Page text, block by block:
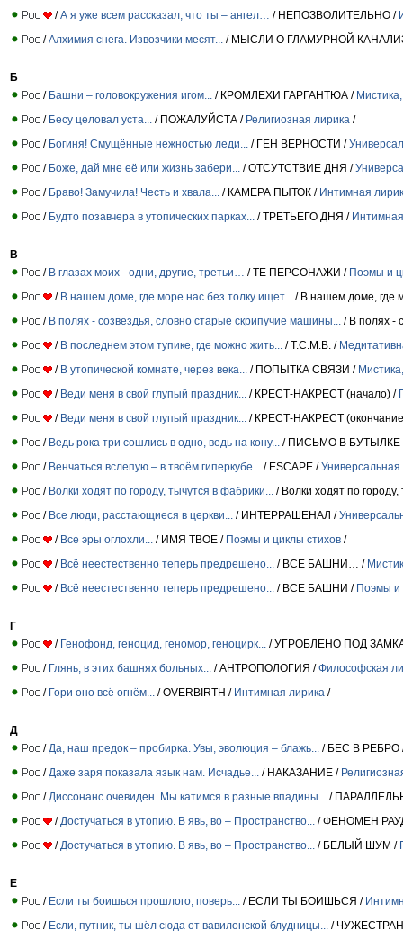
/А я уже всем рассказал, что ты – ангел… / НЕПОЗВОЛИТЕЛЬНО /
/Алхимия снега. Извозчики месят... / МЫСЛИ О ГЛАМУРНОЙ
Б
/ Башни – головокружения игом... / КРОМЛЕХИ ГАРГАНТЮА /
/ Бесу целовал уста... / ПОЖАЛУЙСТА / Религиозная лирика /
/ Богиня! Смущённые нежностью леди... / ГЕН ВЕРНОСТИ /
/ Боже, дай мне её или жизнь забери... / ОТСУТСТВИЕ ДНЯ /
/ Браво! Замучила! Честь и хвала... / КАМЕРА ПЫТОК / Интимная
/ Будто позавчера в утопических парках... / ТРЕТЬЕГО ДНЯ /
В
/ В глазах моих - одни, другие, третьи… / ТЕ ПЕРСОНАЖИ / Поэмы и
/ В нашем доме, где море нас без толку ищет...
/ В нашем доме, где
/ В полях - созвездья, словно старые скрипучие машины...
/ В полях -
/ В последнем этом тупике, где можно жить... / Т.С.М.В. /
/ В утопической комнате, через века... / ПОПЫТКА СВЯЗИ /
/ Веди меня в свой глупый праздник... / КРЕСТ-НАКРЕСТ (начало) /
/ Веди меня в свой глупый праздник...
/ КРЕСТ-НАКРЕСТ
/ Ведь рока три сошлись в одно, ведь на кону...
/ ПИСЬМО В БУТЫЛКЕ
/ Венчаться вслепую – в твоём гиперкубе... / ESCAPE /Универсальная
/ Волки ходят по городу, тычутся в фабрики...
/ Волки ходят по
/ Все люди, расстающиеся в церкви... / ИНТЕРРАШЕНАЛ /
/ Все эры оглохли... / ИМЯ ТВОЕ / Поэмы и циклы стихов /
/ Всё неестественно теперь предрешено... / ВСЕ БАШНИ… /
/ Всё неестественно теперь предрешено... / ВСЕ БАШНИ / Поэмы и
Г
/ Генофонд, геноцид, геномор, геноцирк...
/ УГРОБЛЕНО ПОД
/ Глянь, в этих башнях больных... / АНТРОПОЛОГИЯ /Философская
/ Гори оно всё огнём... / OVERBIRTH / Интимная лирика /
Д
/ Да, наш предок – пробирка. Увы, эволюция – блажь...
/ БЕС В РЕБРО
/ Даже заря показала язык нам. Исчадье... / НАКАЗАНИЕ /
/ Диссонанс очевиден. Мы катимся в разные впадины...
/
/ Достучаться в утопию. В явь, во – Пространство...
/ ФЕНОМЕН
/ Достучаться в утопию. В явь, во – Пространство... / БЕЛЫЙ ШУМ /
Е
/ Если ты боишься прошлого, поверь... / ЕСЛИ ТЫ БОИШЬСЯ /
/ Если, путник, ты шёл сюда от вавилонской блудницы... /